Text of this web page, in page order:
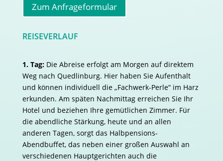
Zum Anfrageformular
REISEVERLAUF
1. Tag:Die Abreise erfolgt am Morgen auf direktem
Weg nach Quedlinburg. Hier haben Sie Aufenthalt
und können individuell die „Fachwerk-Perle“ im Harz
erkunden. Am späten Nachmittag erreichen Sie Ihr
Hotel und beziehen Ihre gemütlichen Zimmer. Für
die abendliche Stärkung, heute und an allen
anderen Tagen, sorgt das Halbpensions-
Abendbuffet, das neben einer großen Auswahl an
verschiedenen Hauptgerichten auch die